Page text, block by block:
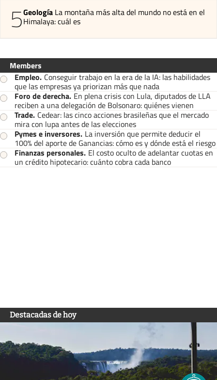
5Geología La montaña más alta del mundo no está en el
Himalaya: cuál es
Members
Empleo. Conseguir trabajo en la era de la IA: las habilidades
que las empresas ya priorizan más que nada
Foro de derecha. En plena crisis con Lula, diputados de LLA
reciben a una delegación de Bolsonaro: quiénes vienen
Trade. Cedear: las cinco acciones brasileñas que el mercado
mira con lupa antes de las elecciones
Pymes e inversores. La inversión que permite deducir el
100% del aporte de Ganancias: cómo es y dónde está el riesgo
Finanzas personales. El costo oculto de adelantar cuotas en
un crédito hipotecario: cuánto cobra cada banco
Destacadas de hoy